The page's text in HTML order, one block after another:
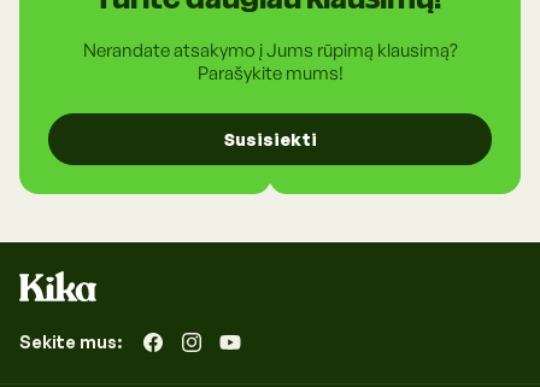
Nerandate atsakymo į Jums rūpimą klausimą?
Parašykite mums!
Susisiekti
Sekite mus: „Facebook“
„Instagram“
„YouTube“